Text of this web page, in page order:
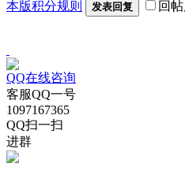
本版积分规则 发表回复 回
QQ在线咨询
客服QQ一号
1097167365
QQ扫一扫
进群